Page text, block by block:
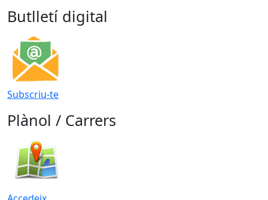
Butlletí digital
Subscriu-te
Plànol / Carrers